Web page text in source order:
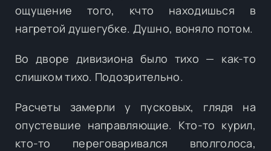
ощущение того, кчто находишься в
нагретой душегубке. Душно, воняло потом.
Во дворе дивизиона было тихо — как-то
слишком тихо. Подозрительно.
Расчеты замерли у пусковых, глядя на
опустевшие направляющие. Кто-то курил,
кто-то переговаривался вполголоса,